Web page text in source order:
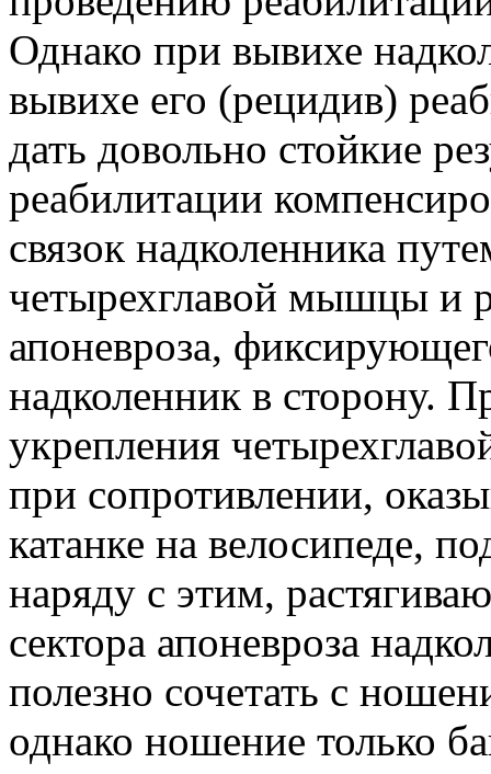
Однако при вывихе
вывихе его (рецидив)
дать довольно стойкие
реабилитации
связок надколенника
четырехглавой мышцы и
апоневроза,
надколенник в сторону.
укрепления
при сопротивлении,
катанке на велосипеде,
наряду с этим,
сектора апоневроза
полезно сочетать с
однако ношение только